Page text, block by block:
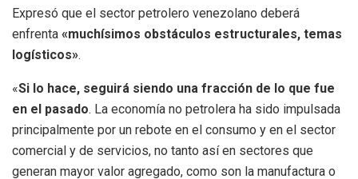
Expresó que el sector petrolero venezolano deberá
enfrenta «muchísimos obstáculos estructurales, temas
logísticos».
«Si lo hace, seguirá siendo una fracción de lo que fue
en el pasado. La economía no petrolera ha sido impulsada
principalmente por un rebote en el consumo y en el sector
comercial y de servicios, no tanto así en sectores que
generan mayor valor agregado, como son la manufactura o